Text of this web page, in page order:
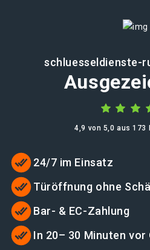
schluesseldienste-
4,9 von 5,0 aus 173
24/7 im Einsatz
Türöffnung ohne
Bar- & EC-Zahlung
In 20– 30 Minuten vor